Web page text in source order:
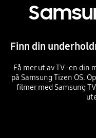
Finn din
Få mer ut av TV -en din
på Samsung Tizen OS.
filmer med Samsung